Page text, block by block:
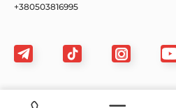
+380503816995